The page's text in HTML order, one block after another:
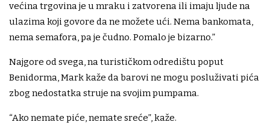
većina trgovina je u mraku i zatvorena ili imaju ljude na
ulazima koji govore da ne možete ući. Nema bankomata,
nema semafora, pa je čudno. Pomalo je bizarno.”
Najgore od svega, na turističkom odredištu poput
Benidorma, Mark kaže da barovi ne mogu posluživati ​​pića
zbog nedostatka struje na svojim pumpama.
“Ako nemate piće, nemate sreće”, kaže.